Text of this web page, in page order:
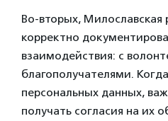
Во-вторых, Милославская
корректно
взаимодействия: с
благополучателями.
персональных данных,
получать согласия на их